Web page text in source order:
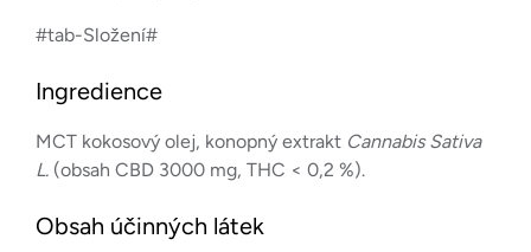
#tab-Složení#
Ingredience
MCT kokosový olej, konopný extrakt Cannabis Sativa
L. (obsah CBD 3000 mg, THC < 0,2 %).
Obsah účinných látek